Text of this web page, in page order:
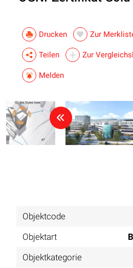
Drucken Zur
Teilen Zur
Melden
Objektcode
Objektart
Objektkategorie